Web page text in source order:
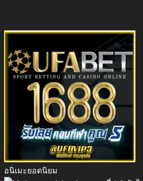
อนิเมะยอดนิยม